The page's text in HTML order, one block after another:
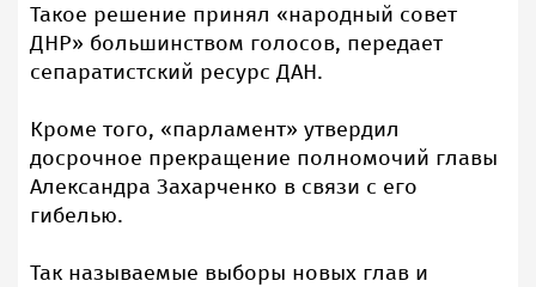
Такое решение принял «народный совет
ДНР» большинством голосов, передает
сепаратистский ресурс ДАН.
Кроме того, «парламент» утвердил
досрочное прекращение полномочий главы
Александра Захарченко в связи с его
гибелью.
Так называемые выборы новых глав и